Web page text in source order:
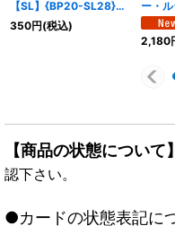
【SL】{BP20-SL28}
《ビショップ》
350円(税込)
ー・
【LG
ュート
2,180
【商品の状態について】
認下さい。
●カードの状態表記に